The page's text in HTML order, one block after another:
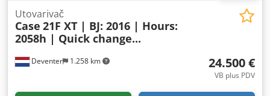
Deventer 1.258 km
Utovarivač
Case 21F XT | BJ: 2016 | Hours:
2058h | Quick change...
24.500 €
VB plus PDV